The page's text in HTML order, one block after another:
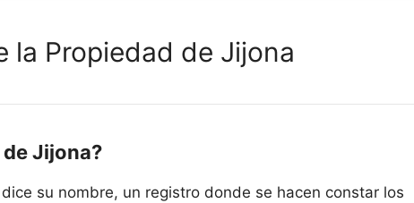
la Propiedad de Jijona
de Jijona?
su nombre, un registro donde se hacen constar los